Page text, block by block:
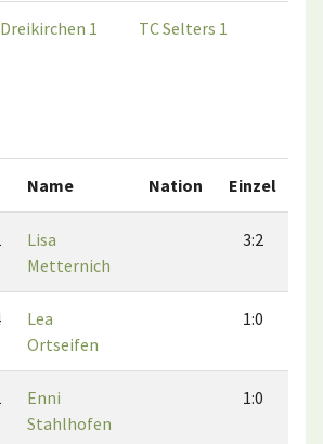
Dreikirchen 1 TC Selters 1
Name Nation Einzel
Lisa
Metternich
3:2
Lea
Ortseifen
1:0
Enni
Stahlhofen
1:0